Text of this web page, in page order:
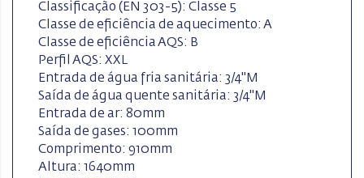
Classificação (EN 303-5): Classe 5
Classe de eficiência de aquecimento: A
Classe de eficiência AQS: B
Perfil AQS: XXL
Entrada de água fria sanitária: 3/4"M
Saída de água quente sanitária: 3/4"M
Entrada de ar: 80mm
Saída de gases: 100mm
Comprimento: 910mm
Altura: 1640mm